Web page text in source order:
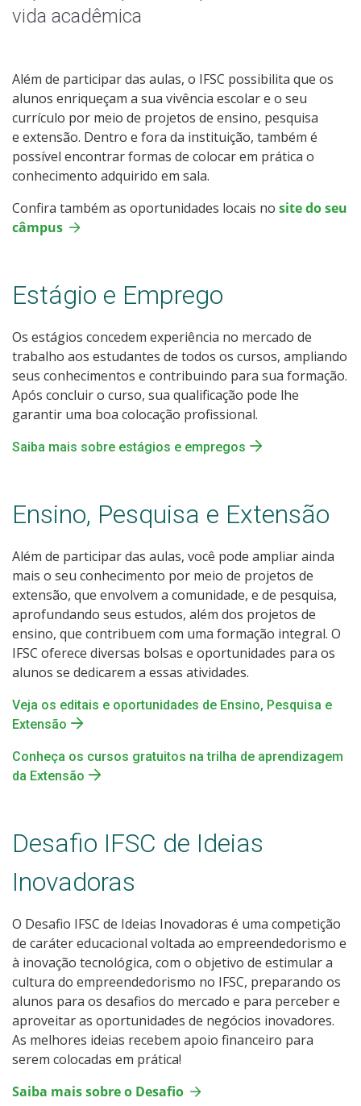
Editais Externos
vida acadêmica
Além de participar das aulas, o IFSC possibilita que os
alunos enriqueçam a sua vivência escolar e o seu
currículo por meio de projetos de ensino, pesquisa
e extensão. Dentro e fora da instituição, também é
possível encontrar formas de colocar em prática o
conhecimento adquirido em sala.
Confira também as oportunidades locais no site do seu
câmpus
Estágio e Emprego
Os estágios concedem experiência no mercado de
trabalho aos estudantes de todos os cursos, ampliando
seus conhecimentos e contribuindo para sua formação.
Após concluir o curso, sua qualificação pode lhe
garantir uma boa colocação profissional.
Saiba mais sobre estágios e empregos
Ensino, Pesquisa e Extensão
Além de participar das aulas, você pode ampliar ainda
mais o seu conhecimento por meio de projetos de
extensão, que envolvem a comunidade, e de pesquisa,
aprofundando seus estudos, além dos projetos de
ensino, que contribuem com uma formação integral. O
IFSC oferece diversas bolsas e oportunidades para os
alunos se dedicarem a essas atividades.
Veja os editais e oportunidades de Ensino, Pesquisa e
Extensão
Conheça os cursos gratuitos na trilha de aprendizagem
da Extensão
Desafio IFSC de Ideias
Inovadoras
O Desafio IFSC de Ideias Inovadoras é uma competição
de caráter educacional voltada ao empreendedorismo e
à inovação tecnológica, com o objetivo de estimular a
cultura do empreendedorismo no IFSC, preparando os
alunos para os desafios do mercado e para perceber e
aproveitar as oportunidades de negócios inovadores.
As melhores ideias recebem apoio financeiro para
serem colocadas em prática!
Saiba mais sobre o Desafio